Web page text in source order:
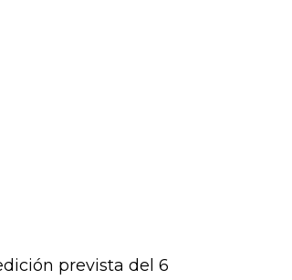
prevista del 6